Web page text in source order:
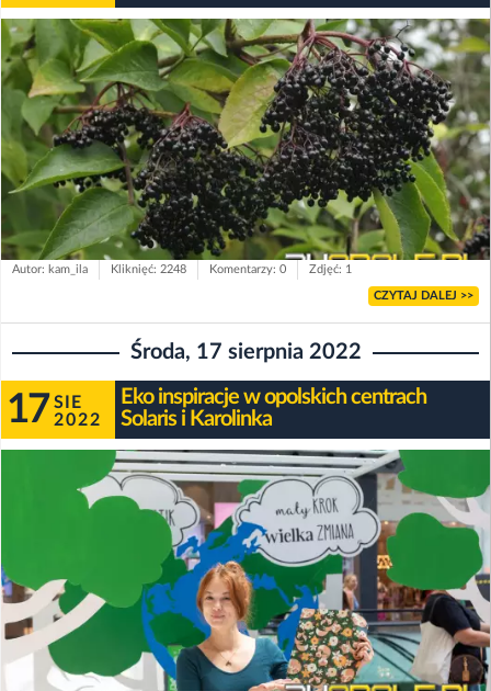
Autor: kam_ila Kliknięć: 2248 Komentarzy: 0 Zdjęć: 1
CZYTAJ DALEJ >>
Środa, 17 sierpnia 2022
17 SIE
2022
Eko inspiracje w opolskich centrach
Solaris i Karolinka